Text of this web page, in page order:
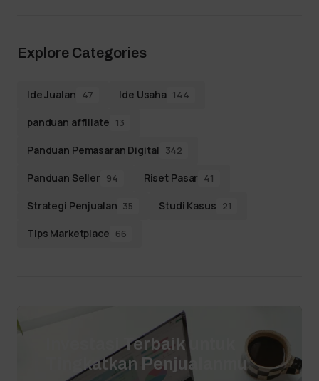
Explore Categories
Ide Jualan 47 Ide Usaha 144
panduan affiliate 13
Panduan Pemasaran Digital 342
Panduan Seller 94 Riset Pasar 41
Strategi Penjualan 35 Studi Kasus 21
Tips Marketplace 66
Investasi Terbaik untuk
Tingkatkan Penjualanmu